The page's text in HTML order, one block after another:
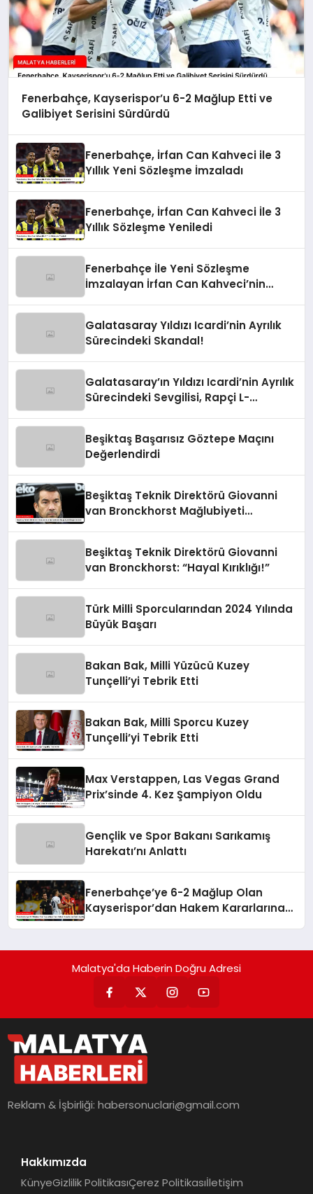
Fenerbahçe, Kayserispor’u 6-2 Mağlup Etti ve
Galibiyet Serisini Sürdürdü
Fenerbahçe, İrfan Can Kahveci ile 3
Yıllık Yeni Sözleşme İmzaladı
Fenerbahçe, İrfan Can Kahveci İle 3
Yıllık Sözleşme Yeniledi
Fenerbahçe İle Yeni Sözleşme
İmzalayan İrfan Can Kahveci’nin
Galatasaray Yıldızı Icardi’nin Ayrılık
Sürecindeki Skandal!
Galatasaray’ın Yıldızı Icardi’nin Ayrılık
Sürecindeki Sevgilisi, Rapçi L-
Beşiktaş Başarısız Göztepe Maçını
Değerlendirdi
Beşiktaş Teknik Direktörü Giovanni
van Bronckhorst Mağlubiyeti
Beşiktaş Teknik Direktörü Giovanni
van Bronckhorst: “Hayal Kırıklığı!”
Türk Milli Sporcularından 2024 Yılında
Büyük Başarı
Bakan Bak, Milli Yüzücü Kuzey
Tunçelli’yi Tebrik Etti
Bakan Bak, Milli Sporcu Kuzey
Tunçelli’yi Tebrik Etti
Max Verstappen, Las Vegas Grand
Prix’sinde 4. Kez Şampiyon Oldu
Gençlik ve Spor Bakanı Sarıkamış
Harekatı’nı Anlattı
Fenerbahçe’ye 6-2 Mağlup Olan
Kayserispor’dan Hakem Kararlarına
Malatya'da Haberin Doğru Adresi
Reklam & İşbirliği:habersonuclari@gmail.com
Hakkımızda
KünyeGizlilik PolitikasıÇerez Politikasıİletişim